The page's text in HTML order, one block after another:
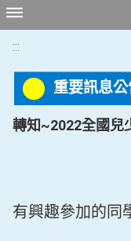
:::
重要訊息
轉知~2022全國兒
有興趣參加的同